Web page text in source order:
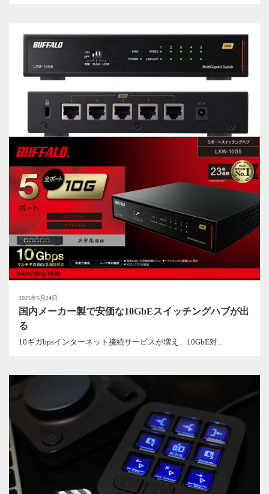
2025年5月24日
国内メーカー製で安価な10GbEスイッチングハブが出
る
10ギガbpsインターネット接続サービスが増え、10GbE対...